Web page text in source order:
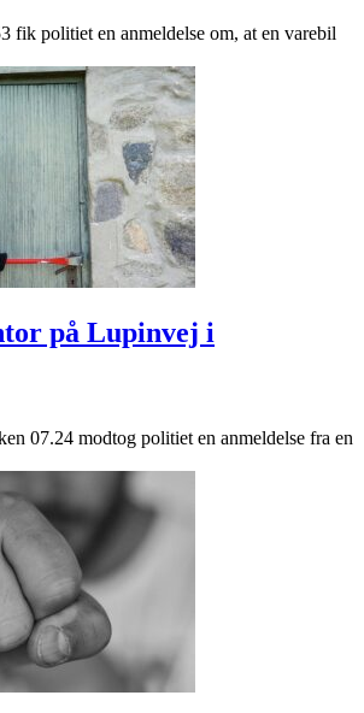
fik politiet en anmeldelse om, at en varebil
på Lupinvej i
07.24 modtog politiet en anmeldelse fra en